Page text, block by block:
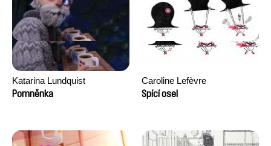
Katarina Lundquist
Pomněnka
Caroline Lefèvre
Spící osel